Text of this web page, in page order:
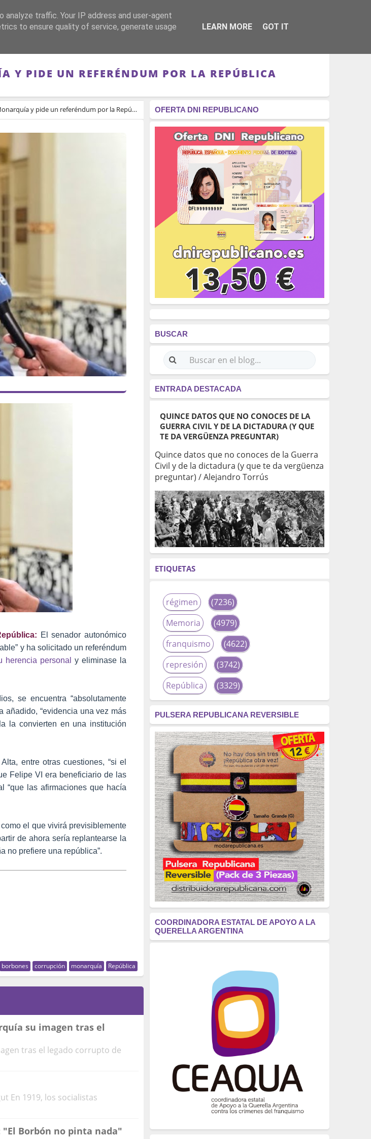
GUERRA DE ESPAÑA MEMORIA RÉGIMEN - MONARQUÍA
PIDE UN REFERÉNDUM POR LA REPÚBLICA
y pide un referéndum por la República
El senador autonómico
y ha solicitado un referéndum
personal
y eliminase la
se encuentra “absolutamente
añadido, “evidencia una vez más
la convierten en una institución
entre otras cuestiones, “si el
Felipe VI era beneficiario de las
“que las afirmaciones que hacía
el que vivirá previsiblemente
de ahora sería replantearse la
no prefiere una república”.
borbones corrupción monarquía República
su imagen tras el
tras el legado corrupto de
En 1919, los socialistas
Borbón no pinta nada"
OFERTA DNI REPUBLICANO
BUSCAR
ENTRADA DESTACADA
QUINCE DATOS QUE NO CONOCES DE LA
GUERRA CIVIL Y DE LA DICTADURA (Y QUE
TE DA VERGÜENZA PREGUNTAR)
Quince datos que no conoces de la Guerra
Civil y de la dictadura (y que te da vergüenza
preguntar) / Alejandro Torrús
ETIQUETAS
régimen
(7236)
Memoria
(4979)
franquismo
(4622)
represión
(3742)
República
(3329)
fascismo
(2677)
tardofranquismo
(2320)
Actualidad
(2319)
monarquía
(2253)
borbones
(2176)
Cultura
(2163)
Guerra
(1674)
genocidio
(1234)
mujer
(1070)
Eventos
(914)
Crímenes del franquismo
(721)
(699)
(607)
neofranquismo
(567)
Justicia Universal
Derechos Humanos
(522)
Nacionalcatolicismo
(514)
PULSERA REPUBLICANA REVERSIBLE
COORDINADORA ESTATAL DE APOYO A LA
QUERELLA ARGENTINA
traffic. Your IP address and user-agent
to ensure quality of service, generate usage
LEARN MORE GOT IT